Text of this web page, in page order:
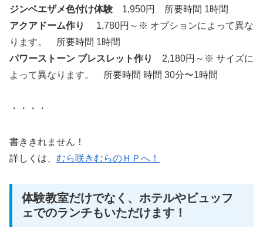
ジンベエザメ色付け体験 1,950円 所要時間 1時間
アクアドーム作り
1,780円～※ オプションによって異な
ります。 所要時間 1時間
パワーストーン ブレスレット作り
2,180円～※ サイズに
よって異なります。 所要時間 時間 30分〜1時間
・・・・
書ききれません！
詳しくは、 むら咲きむらのＨＰへ！
体験教室だけでなく、ホテルやビュッフ
ェでのランチもいただけます！